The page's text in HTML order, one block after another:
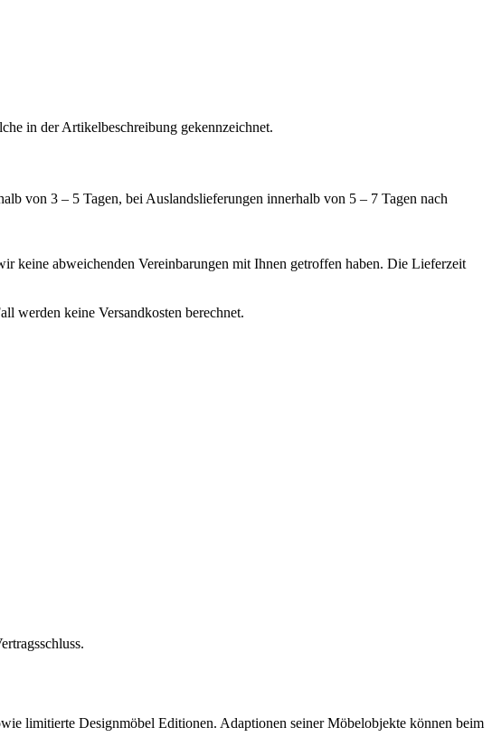
in der Artikelbeschreibung gekennzeichnet.
von 3 – 5 Tagen, bei Auslandslieferungen innerhalb von 5 – 7 Tagen nach
keine abweichenden Vereinbarungen mit Ihnen getroffen haben. Die Lieferzeit
werden keine Versandkosten berechnet.
limitierte Designmöbel Editionen. Adaptionen seiner Möbelobjekte können beim